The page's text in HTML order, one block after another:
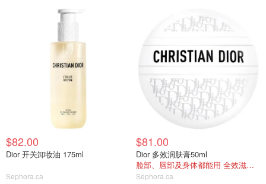
$82.00
Dior 开关卸妆油 175ml
Sephora.ca
$81.00
Dior 多效润肤膏50ml
脸部、唇部及身体都能用 全效滋润修护
Sephora.ca